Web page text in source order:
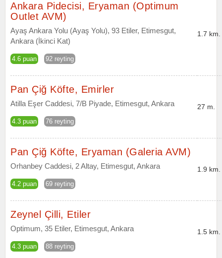
Ankara Pidecisi, Eryaman (Optimum
Outlet AVM)
Ayaş Ankara Yolu (Ayaş Yolu), 93 Etiler, Etimesgut,
Ankara (İkinci Kat)
4.6 puan 92 reyting
1.7 km.
Pan Çiğ Köfte, Emirler
Atilla Eşer Caddesi, 7/B Piyade, Etimesgut, Ankara
4.3 puan 76 reyting
27 m.
Pan Çiğ Köfte, Eryaman (Galeria AVM)
Orhanbey Caddesi, 2 Altay, Etimesgut, Ankara
4.2 puan 69 reyting
1.9 km.
Zeynel Çilli, Etiler
Optimum, 35 Etiler, Etimesgut, Ankara
4.3 puan 88 reyting
1.5 km.